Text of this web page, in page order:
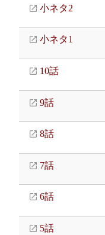
小ネタ2
小ネタ1
10話
9話
8話
7話
6話
5話